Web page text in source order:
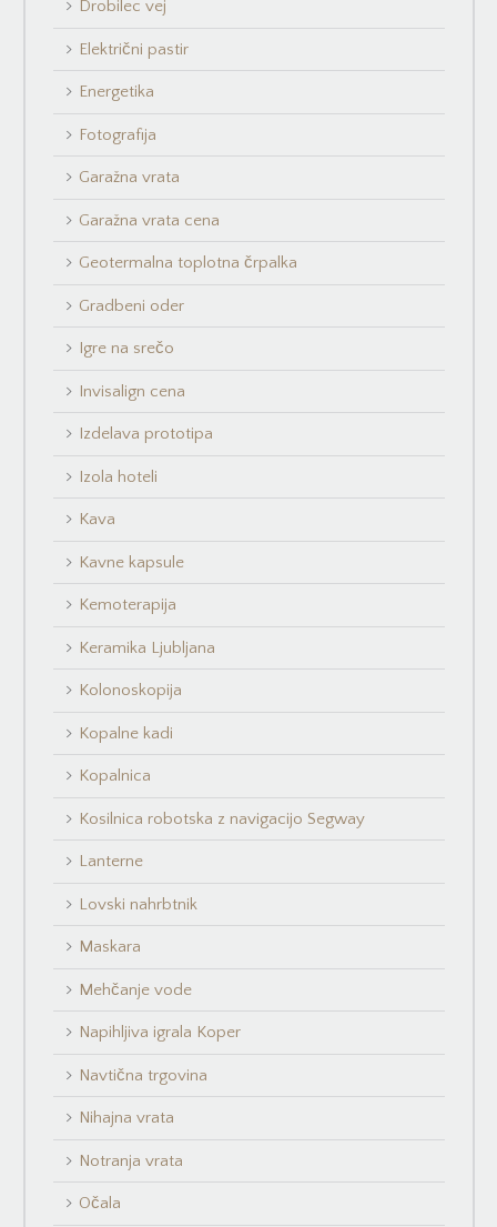
Drobilec vej
Električni pastir
Energetika
Fotografija
Garažna vrata
Garažna vrata cena
Geotermalna toplotna črpalka
Gradbeni oder
Igre na srečo
Invisalign cena
Izdelava prototipa
Izola hoteli
Kava
Kavne kapsule
Kemoterapija
Keramika Ljubljana
Kolonoskopija
Kopalne kadi
Kopalnica
Kosilnica robotska z navigacijo Segway
Lanterne
Lovski nahrbtnik
Maskara
Mehčanje vode
Napihljiva igrala Koper
Navtična trgovina
Nihajna vrata
Notranja vrata
Očala